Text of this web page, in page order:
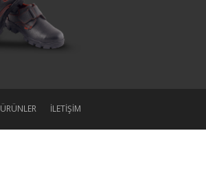
ÜRÜNLER İLETİŞİM